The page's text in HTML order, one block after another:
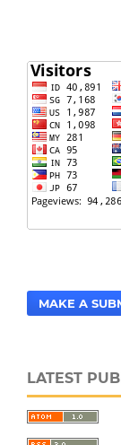
MAKE A
LATEST